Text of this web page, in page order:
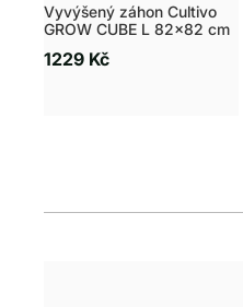
Vyvýšený záhon Cultivo
GROW CUBE L 82x82 cm
1229 Kč